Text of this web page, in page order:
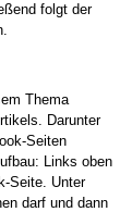
folgt der
Thema
Darunter
Seiten
Links oben
Seite. Unter
darf und dann